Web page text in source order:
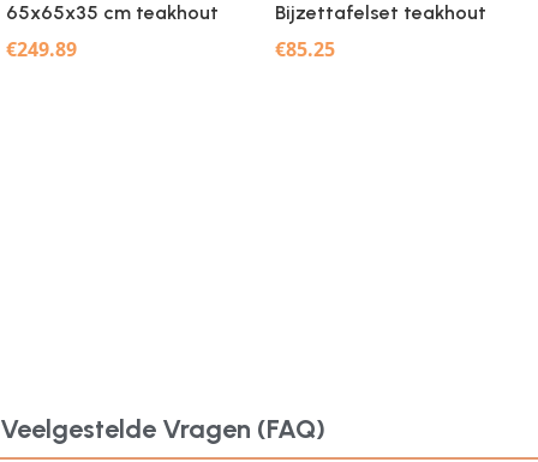
65x65x35 cm teakhout
€249.89
Bijzettafelset teakhout
€85.25
Veelgestelde Vragen (FAQ)